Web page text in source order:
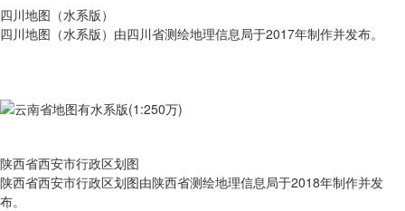
四川地图（水系版）
四川地图（水系版）由四川省测绘地理信息局于2017年制作并发布。
陕西省西安市行政区划图
陕西省西安市行政区划图由陕西省测绘地理信息局于2018年制作并发
布。